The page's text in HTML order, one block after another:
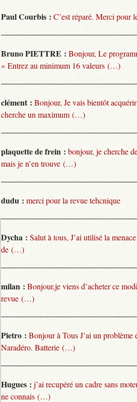
Paul Courbis : C’est réparé. Merci pour
Bruno PIETTRE : Bonjour, Le
« Entrez au minimum 16 valeurs (…)
clément : Bonjour, Je vais bientôt
cherche un maximum (…)
plaquette de frein : bonjour, je cherche
mais je n’en trouve (…)
dudu : merci pour la revue tehcnique
Dycha : Salut à tous, J’ai utilisé la
de (…)
milan : Bonjour,je viens d’acheter ce
revue (…)
Pietro : Bonjour à Tous J’ai un problème
Naradéro. Batterie (…)
Hugues : j’ai recupéré un cadre sans
ne connais (…)